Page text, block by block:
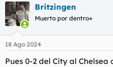
Britzingen
Muerto por dentro+
18 Ago 2024
Pues 0-2 del City al